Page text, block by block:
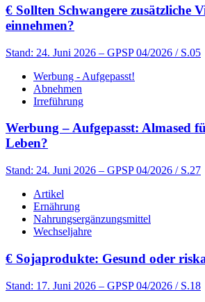
€ Sollten Schwangere zusätzliche
einnehmen?
Stand: 24. Juni 2026 – GPSP 04/2026 / S.05
Werbung - Aufgepasst!
Abnehmen
Irreführung
Werbung – Aufgepasst: Almased
Leben?
Stand: 24. Juni 2026 – GPSP 04/2026 / S.27
Artikel
Ernährung
Nahrungsergänzungsmittel
Wechseljahre
€ Sojaprodukte: Gesund oder
Stand: 17. Juni 2026 – GPSP 04/2026 / S.18